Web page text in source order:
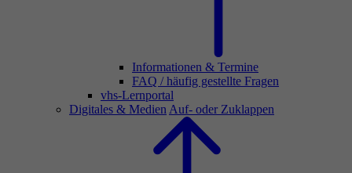
Informationen & Termine
FAQ / häufig gestellte Fragen
vhs-Lernportal
Digitales & Medien Auf- oder Zuklappen